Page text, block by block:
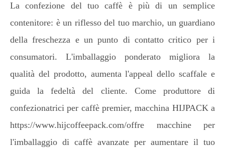
La confezione del tuo caffè è più di un semplice
contenitore: è un riflesso del tuo marchio, un guardiano
della freschezza e un punto di contatto critico per i
consumatori. L'imballaggio ponderato migliora la
qualità del prodotto, aumenta l'appeal dello scaffale e
guida la fedeltà del cliente. Come produttore di
confezionatrici per caffè premier, macchina HIJPACK a
https://www.hijcoffeepack.com/offre macchine per
l'imballaggio di caffè avanzate per aumentare il tuo